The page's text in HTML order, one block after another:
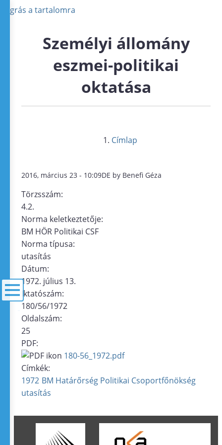
Ugrás a tartalomra
Személyi állomány
eszmei-politikai
oktatása
Címlap
2016, március 23 - 10:09DE by Benefi Géza
Törzsszám:
4.2.
Norma keletkeztetője:
BM HÖR Politikai CSF
Norma típusa:
utasítás
Dátum:
1972. július 13.
Iktatószám:
180/56/1972
Oldalszám:
25
PDF:
180-56_1972.pdf
Címkék:
1972 BM Határőrség Politikai Csoportfőnökség
utasítás